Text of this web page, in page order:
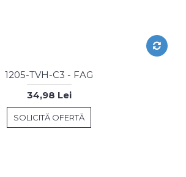
1205-TVH-C3 - FAG
34,98 Lei
SOLICITĂ OFERTĂ